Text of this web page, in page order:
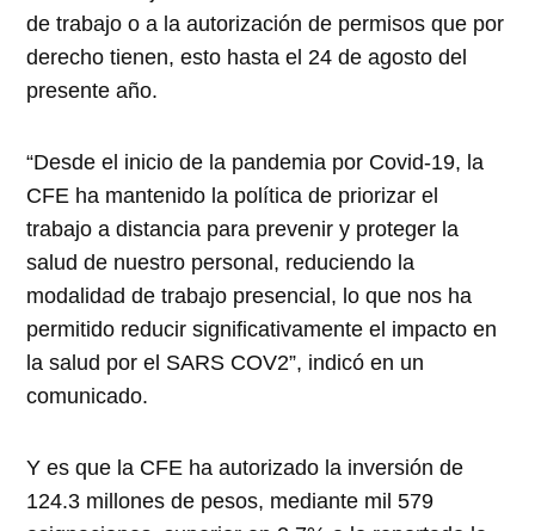
de trabajo o a la autorización de permisos que por
derecho tienen, esto hasta el 24 de agosto del
presente año.
“Desde el inicio de la pandemia por Covid-19, la
CFE ha mantenido la política de priorizar el
trabajo a distancia para prevenir y proteger la
salud de nuestro personal, reduciendo la
modalidad de trabajo presencial, lo que nos ha
permitido reducir significativamente el impacto en
la salud por el SARS COV2”, indicó en un
comunicado.
Y es que la CFE ha autorizado la inversión de
124.3 millones de pesos, mediante mil 579